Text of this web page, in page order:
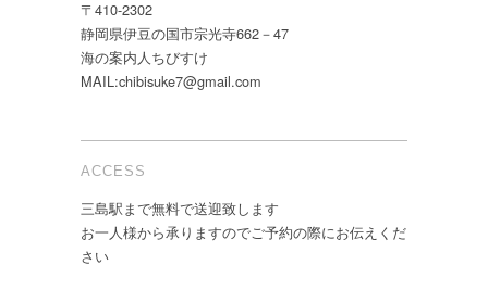
〒410-2302
静岡県伊豆の国市宗光寺662－47
海の案内人ちびすけ
MAIL:chibisuke7@gmail.com
ACCESS
三島駅まで無料で送迎致します
お一人様から承りますのでご予約の際にお伝えくだ
さい